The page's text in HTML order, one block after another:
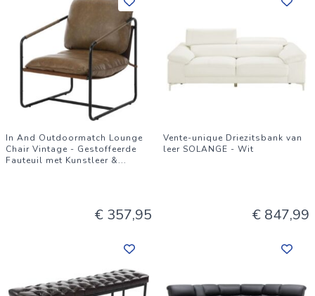
In And Outdoormatch Lounge
Chair Vintage - Gestoffeerde
Fauteuil met Kunstleer &...
€ 357,95
Vente-unique Driezitsbank van
leer SOLANGE - Wit
€ 847,99